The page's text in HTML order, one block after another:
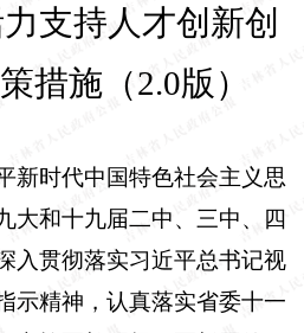
支持人才创新创
措施（2.0版）
新时代中国特色社会主义思
大和十九届二中、三中、四
入贯彻落实习近平总书记视
示精神，认真落实省委十一